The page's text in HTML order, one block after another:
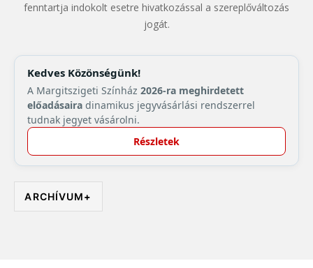
fenntartja indokolt esetre hivatkozással a szereplőváltozás
jogát.
Kedves Közönségünk!
A Margitszigeti Színház 2026-ra meghirdetett
előadásaira dinamikus jegyvásárlási rendszerrel
tudnak jegyet vásárolni.
Részletek
ARCHÍVUM+